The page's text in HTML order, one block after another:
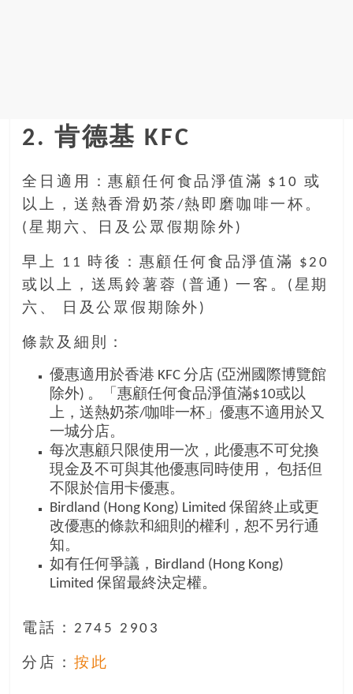
2. 肯德基 KFC
全日適用：惠顧任何食品淨值滿 $10 或
以上，送熱香滑奶茶/熱即磨咖啡一杯。
(星期六、日及公眾假期除外)
早上 11 時後：惠顧任何食品淨值滿 $20
或以上，送馬鈴薯蓉 (普通) 一客。(星期
六、 日及公眾假期除外)
條款及細則：
優惠適用於香港 KFC 分店 (亞洲國際博覽館
除外) 。「惠顧任何食品淨值滿$10或以
上，送熱奶茶/咖啡一杯」優惠不適用於又
一城分店。
每次惠顧只限使用一次，此優惠不可兌換
現金及不可與其他優惠同時使用， 包括但
不限於信用卡優惠。
Birdland (Hong Kong) Limited 保留終止或更
改優惠的條款和細則的權利，恕不另行通
知。
如有任何爭議，Birdland (Hong Kong)
Limited 保留最終決定權。
電話：2745 2903
分店： 按此